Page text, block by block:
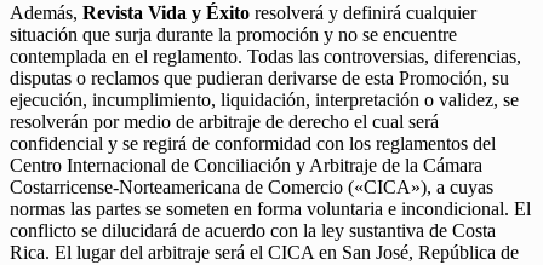
Además, Revista Vida y Éxito resolverá y definirá cualquier
situación que surja durante la promoción y no se encuentre
contemplada en el reglamento. Todas las controversias, diferencias,
disputas o reclamos que pudieran derivarse de esta Promoción, su
ejecución, incumplimiento, liquidación, interpretación o validez, se
resolverán por medio de arbitraje de derecho el cual será
confidencial y se regirá de conformidad con los reglamentos del
Centro Internacional de Conciliación y Arbitraje de la Cámara
Costarricense-Norteamericana de Comercio («CICA»), a cuyas
normas las partes se someten en forma voluntaria e incondicional. El
conflicto se dilucidará de acuerdo con la ley sustantiva de Costa
Rica. El lugar del arbitraje será el CICA en San José, República de